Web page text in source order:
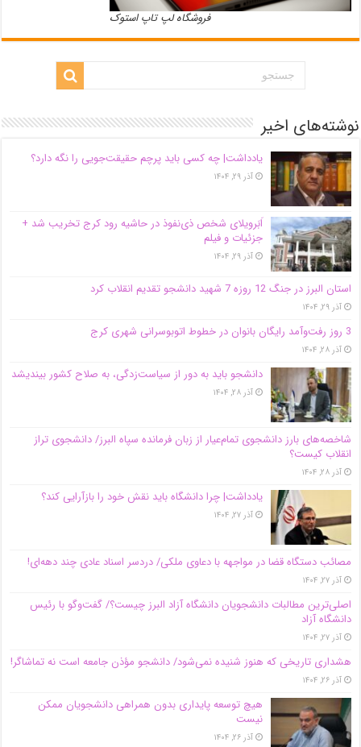
فروشگاه لپ تاپ استوک
نوشته‌های اخیر
یادداشت| ‌چه کسی باید پرچم حقیقت‌جویی را نگه دارد؟
آذر ۲۹, ۱۴۰۴
اَبَر‌ویلای شخص ذی‌نفوذ در حاشیه‌ رود کرج تخریب شد +
جزئیات و فیلم
آذر ۲۹, ۱۴۰۴
استان البرز در جنگ 12 روزه 7 شهید دانشجو تقدیم انقلاب کرد
آذر ۲۹, ۱۴۰۴
3 روز رفت‌وآمد رایگان بانوان در خطوط اتوبوسرانی شهری کرج
آذر ۲۸, ۱۴۰۴
دانشجو باید به دور از سیاست‌زدگی، به صلاح کشور بیندیشد
آذر ۲۸, ۱۴۰۴
شاخصه‌های بارز دانشجوی تمام‌عیار از زبان فرمانده سپاه البرز/ دانشجوی تراز
انقلاب کیست؟
آذر ۲۸, ۱۴۰۴
یادداشت| چرا دانشگاه باید نقش خود را بازآرایی کند؟
آذر ۲۷, ۱۴۰۴
مصائب دستگاه قضا در مواجهه با دعاوی ملکی/ دردسر اسناد عادی چند‌ دهه‌ای!
آذر ۲۷, ۱۴۰۴
اصلی‌ترین مطالبات دانشجویان دانشگاه آزاد البرز چیست؟/ گفت‌وگو با رئیس
دانشگاه آز‌اد
آذر ۲۷, ۱۴۰۴
هشداری تاریخی که هنوز شنیده نمی‌شود/ دانشجو مؤذن جامعه است نه تماشاگر!
آذر ۲۶, ۱۴۰۴
هیچ توسعه پایداری بدون همراهی دانشجویان ممکن
نیست
آذر ۲۶, ۱۴۰۴